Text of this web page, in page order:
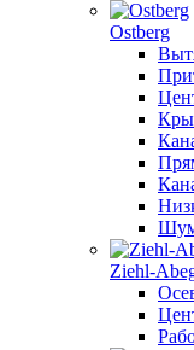
Ostberg
Ziehl-